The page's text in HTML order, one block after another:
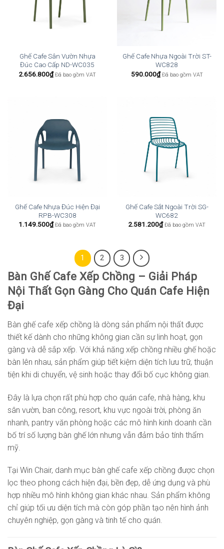
Ghế Cafe Sân Vườn Nhựa
Đúc Cao Cấp ND-WC035
2.656.800₫ Đã bao gồm VAT
Ghế Cafe Nhựa Ngoài Trời ST-
WC828
590.000₫ Đã bao gồm VAT
Ghế Cafe Nhựa Đúc Hiện Đại
RPB-WC308
1.149.500₫ Đã bao gồm VAT
Ghế Cafe Sắt Ngoài Trời SG-
WC682
2.581.200₫ Đã bao gồm VAT
1 2 3
Bàn Ghế Cafe Xếp Chồng – Giải Pháp
Nội Thất Gọn Gàng Cho Quán Cafe Hiện
Đại
Bàn ghế cafe xếp chồng là dòng sản phẩm nội thất được
thiết kế dành cho những không gian cần sự linh hoạt, gọn
gàng và dễ sắp xếp. Với khả năng xếp chồng nhiều ghế hoặc
bàn lên nhau, sản phẩm giúp tiết kiệm diện tích lưu trữ, thuận
tiện khi di chuyển, vệ sinh hoặc thay đổi bố cục không gian.
Đây là lựa chọn rất phù hợp cho quán cafe, nhà hàng, khu
sân vườn, ban công, resort, khu vực ngoài trời, phòng ăn
nhanh, pantry văn phòng hoặc các mô hình kinh doanh cần
bố trí số lượng bàn ghế lớn nhưng vẫn đảm bảo tính thẩm
mỹ.
Tại Win Chair, danh mục bàn ghế cafe xếp chồng được chọn
lọc theo phong cách hiện đại, bền đẹp, dễ ứng dụng và phù
hợp nhiều mô hình không gian khác nhau. Sản phẩm không
chỉ giúp tối ưu diện tích mà còn góp phần tạo nên hình ảnh
chuyên nghiệp, gọn gàng và tinh tế cho quán.